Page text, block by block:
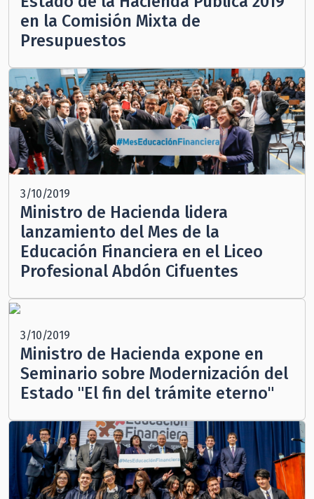
en la Comisión Mixta de
Presupuestos
3/10/2019
Ministro de Hacienda lidera
lanzamiento del Mes de la
Educación Financiera en el Liceo
Profesional Abdón Cifuentes
3/10/2019
Ministro de Hacienda expone en
Seminario sobre Modernización del
Estado "El fin del trámite eterno"